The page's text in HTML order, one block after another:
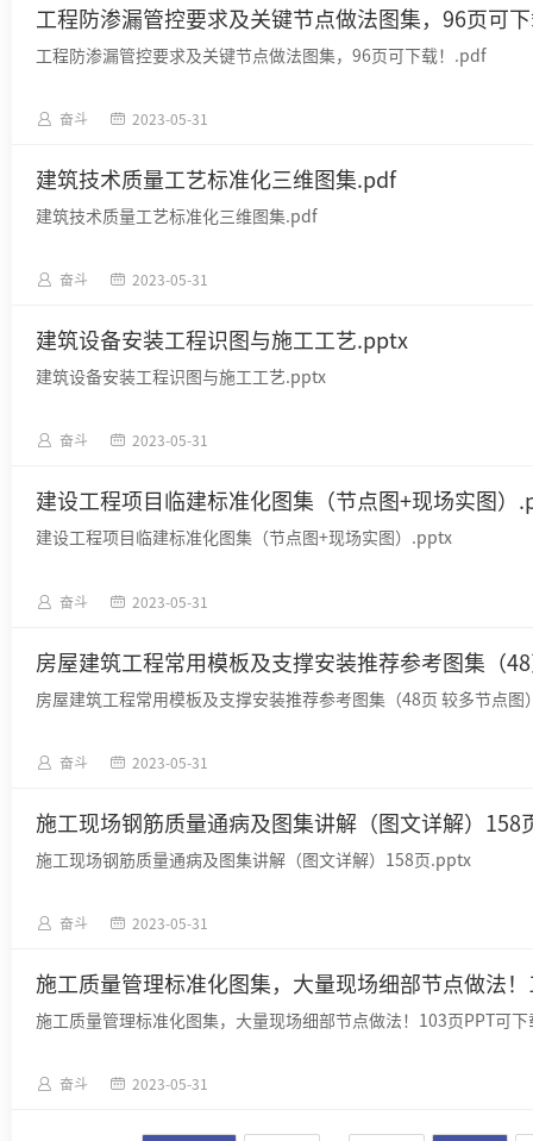
工程防渗漏管控要求及关键节点做法图集，96页可
工程防渗漏管控要求及关键节点做法图集，96页可下载！.pdf
奋斗 2023-05-31
建筑技术质量工艺标准化三维图集.pdf
建筑技术质量工艺标准化三维图集.pdf
奋斗 2023-05-31
建筑设备安装工程识图与施工工艺.pptx
建筑设备安装工程识图与施工工艺.pptx
奋斗 2023-05-31
建设工程项目临建标准化图集（节点图+现场实图）
建设工程项目临建标准化图集（节点图+现场实图）.pptx
奋斗 2023-05-31
房屋建筑工程常用模板及支撑安装推荐参考图集（
房屋建筑工程常用模板及支撑安装推荐参考图集（48页 较多节点图
奋斗 2023-05-31
施工现场钢筋质量通病及图集讲解（图文详解）158
施工现场钢筋质量通病及图集讲解（图文详解）158页.pptx
奋斗 2023-05-31
施工质量管理标准化图集，大量现场细部节点做法
施工质量管理标准化图集，大量现场细部节点做法！103页PPT可
奋斗 2023-05-31